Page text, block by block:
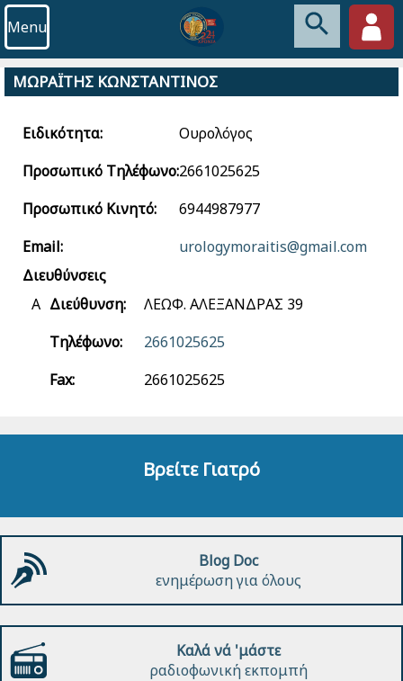
Menu
ΜΩΡΑΪΤΗΣ ΚΩΝΣΤΑΝΤΙΝΟΣ
Ειδικότητα:
Ουρολόγος
Προσωπικό Τηλέφωνο:2661025625
Προσωπικό Κινητό:
6944987977
Email:
urologymoraitis@gmail.com
Διευθύνσεις
Α Διεύθυνση:
ΛΕΩΦ. ΑΛΕΞΑΝΔΡΑΣ 39
Τηλέφωνο:
2661025625
Fax:
2661025625
Βρείτε Γιατρό
Blog Doc
ενημέρωση για όλους
Καλά νά 'μάστε
ραδιοφωνική εκπομπή